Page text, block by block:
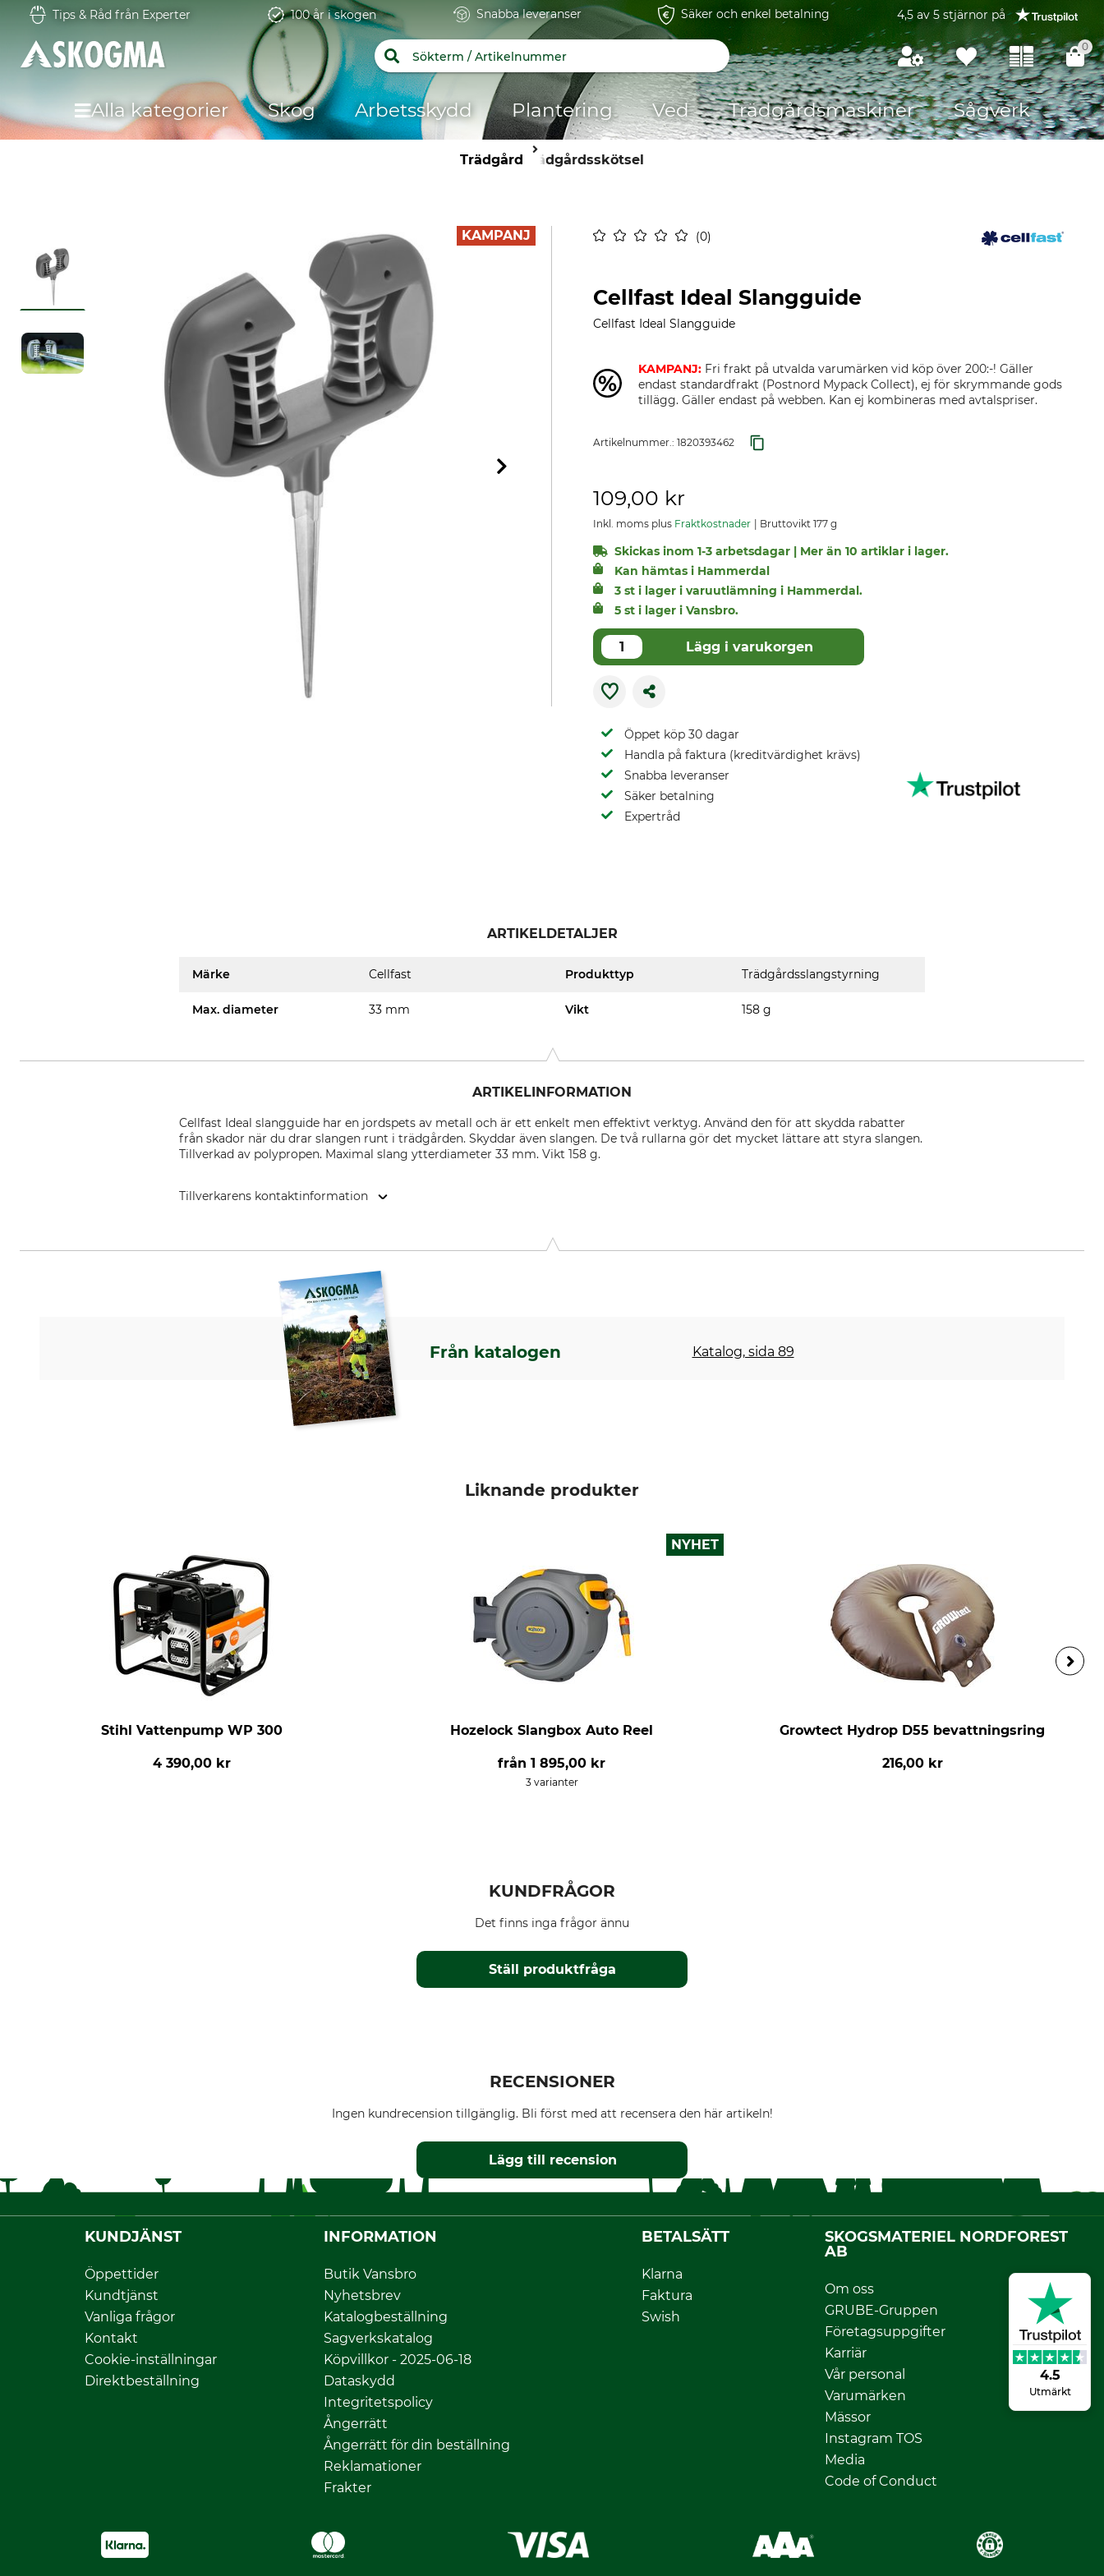
4.5
Utmärkt
Tips & Råd från Experter 100 år i skogen Snabba leveranser Säker och enkel betalning 4,5 av 5 stjärnor på
0
Alla kategorier Skog Arbetsskydd Plantering Ved Trädgårdsmaskiner Sågverk
Trädgård Trädgårdsskötsel
0
KAMPANJ
Cellfast Ideal Slangguide
Cellfast Ideal Slangguide
KAMPANJ: Fri frakt på utvalda varumärken vid köp över 200:-! Gäller
endast standardfrakt (Postnord Mypack Collect), ej för skrymmande gods
tillägg. Gäller endast på webben. Kan ej kombineras med avtalspriser.
Artikelnummer.: 1820393462
109,00 kr
Inkl. moms plus Fraktkostnader Bruttovikt 177 g
Skickas inom 1-3 arbetsdagar | Mer än 10 artiklar i lager.
Kan hämtas i Hammerdal
3 st i lager i varuutlämning i Hammerdal.
5 st i lager i Vansbro.
Lägg i varukorgen
Öppet köp 30 dagar
Handla på faktura (kreditvärdighet krävs)
Snabba leveranser
Säker betalning
Expertråd
ARTIKELDETALJER
Märke Cellfast Produkttyp Trädgårdsslangstyrning
Max. diameter 33 mm Vikt 158 g
ARTIKELINFORMATION
Cellfast Ideal slangguide har en jordspets av metall och är ett enkelt men effektivt verktyg. Använd den för att skydda rabatter
från skador när du drar slangen runt i trädgården. Skyddar även slangen. De två rullarna gör det mycket lättare att styra slangen.
Tillverkad av polypropen. Maximal slang ytterdiameter 33 mm. Vikt 158 g.
Tillverkarens kontaktinformation
Från katalogen Katalog, sida 89
Liknande produkter
Stihl Vattenpump WP 300
4 390,00 kr
NYHET
Hozelock Slangbox Auto Reel
från1 895,00 kr
3 varianter
Growtect Hydrop D55 bevattningsring
216,00 kr
KUNDFRÅGOR
Ställ produktfråga
Det finns inga frågor ännu
RECENSIONER
Ingen kundrecension tillgänglig. Bli först med att recensera den här artikeln!
Lägg till recension
KUNDJÄNST
Öppettider
Kundtjänst
Vanliga frågor
Kontakt
Cookie-inställningar
Direktbeställning
INFORMATION
Butik Vansbro
Nyhetsbrev
Katalogbeställning
Sagverkskatalog
Köpvillkor - 2025-06-18
Dataskydd
Integritetspolicy
Ångerrätt
Ångerrätt för din beställning
Reklamationer
Frakter
BETALSÄTT
Klarna
Faktura
Swish
SKOGSMATERIEL NORDFOREST
AB
Om oss
GRUBE-Gruppen
Företagsuppgifter
Karriär
Vår personal
Varumärken
Mässor
Instagram TOS
Media
Code of Conduct